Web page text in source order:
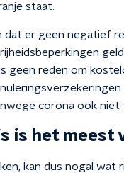
staat.
dat er geen negatief
geen reden om
corona ook niet
is het meest
kan dus nogal wat